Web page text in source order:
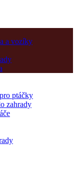
a vozíky
ptáčky
zahrady